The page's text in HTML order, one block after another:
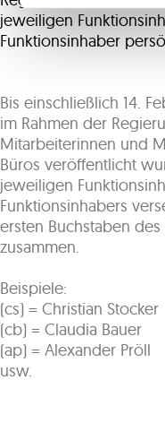
jeweiligen
Funktionsinhaber
Bis einschließlich 14.
im Rahmen der
Mitarbeiterinnen und
Büros veröffentlicht
jeweiligen
Funktionsinhabers
ersten Buchstaben
zusammen.
Beispiele:
(cs) = Christian Stocker
(cb) = Claudia Bauer
(ap) = Alexander Pröll
usw.